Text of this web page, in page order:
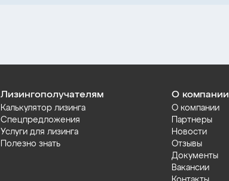
Лизингополучателям
Калькулятор лизинга
Спецпредложения
Услуги для лизинга
Полезно знать
О компании
О компании
Партнеры
Новости
Отзывы
Документы
Вакансии